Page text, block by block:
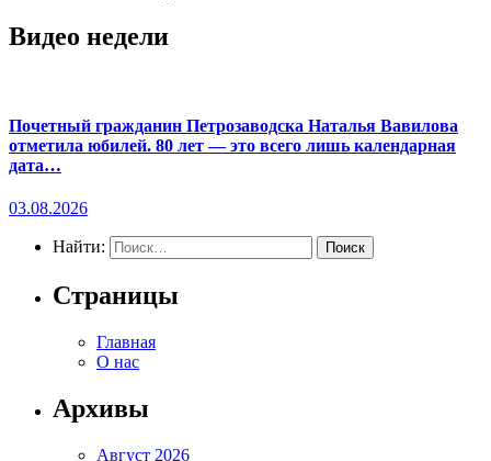
Видео недели
Почетный гражданин Петрозаводска Наталья Вавилова
отметила юбилей. 80 лет — это всего лишь календарная
дата…
03.08.2026
Найти:
Страницы
Главная
О нас
Архивы
Август 2026